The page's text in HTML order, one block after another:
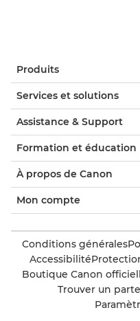
Produits
Services et solutions
Assistance & Support
Formation et éducation
À propos de Canon
Mon compte
Conditions générales
Accessibilité
Boutique Canon
Trouver un